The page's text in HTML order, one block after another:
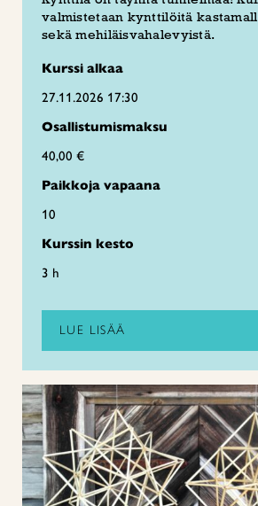
valmistetaan kynttilöitä
sekä mehiläisvahalevyistä.
Kurssi alkaa
27.11.2026 17:30
Osallistumismaksu
40,00 €
Paikkoja vapaana
10
Kurssin kesto
3 h
LUE LISÄÄ